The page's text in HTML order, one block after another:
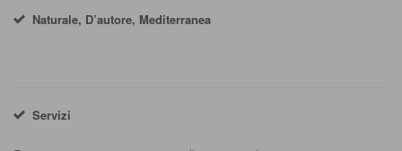
Naturale, D’autore, Mediterranea
Servizi